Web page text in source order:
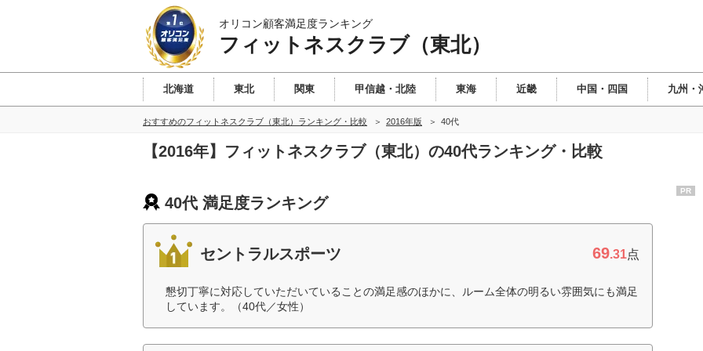
オリコン顧客満足度ランキング
フィットネスクラブ（東北）
北海道 東北 関東 甲信越・北陸 東海 近畿 中国・四国 九州・
おすすめのフィットネスクラブ（東北）ランキング・比較 2016年版 40代
【2016年】フィットネスクラブ（東北）の40代ランキング・比較
40代 満足度ランキング
セントラルスポーツ 69.31点
懇切丁寧に対応していただいていることの満足感のほかに、ルーム全体の明るい雰囲気にも満足
しています。（40代／女性）
PR